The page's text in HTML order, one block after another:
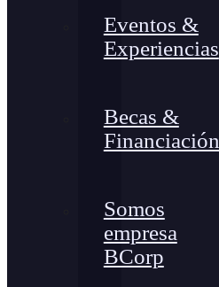
Eventos &
Experiencias
Becas &
Financiación
Somos
empresa
BCorp